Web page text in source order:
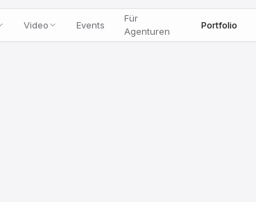
Video Events
Für
Agenturen
Portfolio